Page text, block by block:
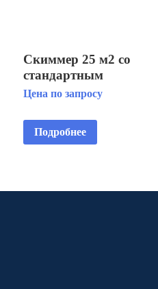
Скиммер 25 м2 со
стандартным
раструбом, крышка
пленочных
бассейнов AISI 316L
Цена по запросу
Подробнее